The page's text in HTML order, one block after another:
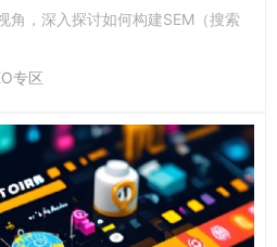
角，深入探讨如何构建SEM（搜索
专区